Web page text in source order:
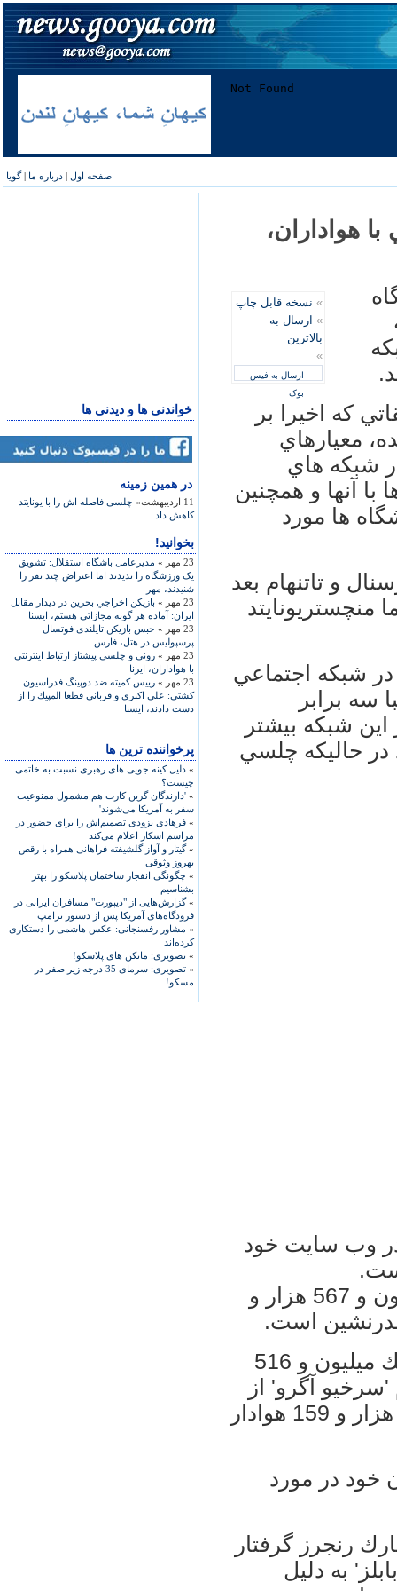
صفحه اول | درباره ما |گویا
خواندنی ها و دیدنی ها
در همين زمينه
11 اردیبهشت»
چلسی فاصله اش را با یونایتد
کاهش داد
بخوانید!
23 مهر »
مدیرعامل باشگاه استقلال: تشویق
یک ورزشگاه را ندیدند اما اعتراض چند نفر را
شنیدند، مهر
23 مهر »
بازيكن اخراجي بحرين در ديدار مقابل
ايران: آماده هر گونه مجازاتي هستم، ایسنا
23 مهر »
حبس بازیکن تایلندی فوتسال
پرسپولیس در هتل، فارس
23 مهر »
روني و چلسي پيشتاز ارتباط اينترنتي
با هواداران، ایرنا
23 مهر »
رييس كميته ضد دوپينگ فدراسيون
كشتي: علي اكبري و قرباني قطعا المپيك را از
دست دادند، ایسنا
پرخواننده ترین ها
» دلیل کینه جویی های رهبری نسبت به خاتمی
چیست؟
» 'دارندگان گرین کارت هم مشمول ممنوعیت
سفر به آمریکا می‌شوند'
» فرهادی بزودی تصمیم‌اش را برای حضور در
مراسم اسکار اعلام می‌کند
»گیتار و آواز گلشیفته فراهانی همراه با رقص
بهروز وثوقی
» چگونگی انفجار ساختمان پلاسکو را بهتر
بشناسیم
»گزارش‌هایی از "دیپورت" مسافران ایرانی در
فرودگاه‌های آمریکا پس از دستور ترامپ
» مشاور رفسنجانی: عکس هاشمی را دستکاری
کرده‌اند
» تصویری: مانکن های پلاسکو!
»
تصویری: سرمای 35 درجه زیر صفر در
مسکو!
هواداران،
» نسخه قابل چاپ
» ارسال به
بالاترین
»
ارسال به فیس
بوک
كه اخيرا بر
معيارهاي
شبكه هاي
آنها و همچنين
ها مورد
و تاتنهام بعد
در شبكه اجتماعي
سه برابر
شبكه بيشتر
در حاليكه چلسي
وب سايت خود
در بين بازيكنان نيز وين روني با يك ميليون و 567 هزار و
بعد از او 'ريو فرديناند' هم تيمي اش با يك ميليون و 516
'سرخيو آگرو' از
منچسترسيتي است كه يك ميليون و 23 هزار و 159 هوادار
خود در مورد
رنجرز گرفتار
به دليل